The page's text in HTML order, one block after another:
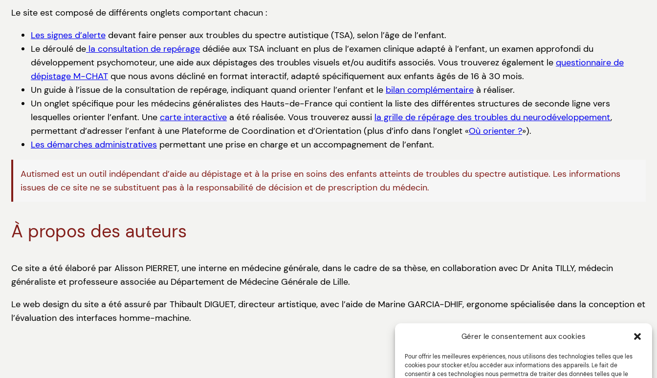
Gérer le consentement aux cookies
Pour offrir les meilleures expériences, nous utilisons des technologies telles que les
cookies pour stocker et/ou accéder aux informations des appareils. Le fait de
consentir à ces technologies nous permettra de traiter des données telles que le
Le site est composé de différents onglets comportant chacun :
Les signes d’alerte devant faire penser aux troubles du spectre autistique (TSA), selon l’âge de l’enfant.
Le déroulé de la consultation de repérage dédiée aux TSA incluant en plus de l’examen clinique adapté à l’enfant, un examen approfondi du
développement psychomoteur, une aide aux dépistages des troubles visuels et/ou auditifs associés. Vous trouverez également le questionnaire de
dépistage M-CHAT que nous avons décliné en format interactif, adapté spécifiquement aux enfants âgés de 16 à 30 mois.
Un guide à l’issue de la consultation de repérage, indiquant quand orienter l’enfant et le bilan complémentaire à réaliser.
Un onglet spécifique pour les médecins généralistes des Hauts-de-France qui contient la liste des différentes structures de seconde ligne vers
lesquelles orienter l’enfant. Une carte interactive a été réalisée. Vous trouverez aussi la grille de répérage des troubles du neurodéveloppement,
permettant d’adresser l’enfant à une Plateforme de Coordination et d’Orientation (plus d’info dans l’onglet «Où orienter ?»).
Les démarches administratives permettant une prise en charge et un accompagnement de l’enfant.
Autismed est un outil indépendant d’aide au dépistage et à la prise en soins des enfants atteints de troubles du spectre autistique. Les informations
issues de ce site ne se substituent pas à la responsabilité de décision et de prescription du médecin.
À propos des auteurs
Ce site a été élaboré par Alisson PIERRET, une interne en médecine générale, dans le cadre de sa thèse, en collaboration avec Dr Anita TILLY, médecin
généraliste et professeure associée au Département de Médecine Générale de Lille.
Le web design du site a été assuré par Thibault DIGUET, directeur artistique, avec l’aide de Marine GARCIA-DHIF, ergonome spécialisée dans la conception et
l’évaluation des interfaces homme-machine.